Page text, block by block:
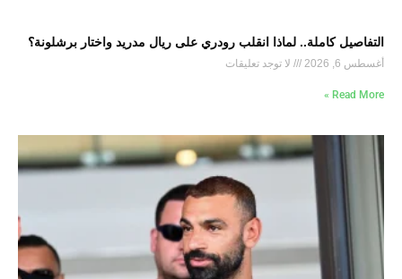
التفاصيل كاملة.. لماذا انقلب رودري على ريال مدريد واختار برشلونة؟
أغسطس 6, 2026 لا توجد تعليقات
Read More »